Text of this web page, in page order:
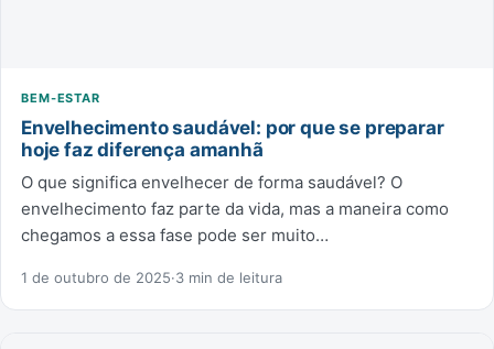
BEM-ESTAR
Envelhecimento saudável: por que se preparar
hoje faz diferença amanhã
O que significa envelhecer de forma saudável? O
envelhecimento faz parte da vida, mas a maneira como
chegamos a essa fase pode ser muito…
1 de outubro de 2025·3 min de leitura